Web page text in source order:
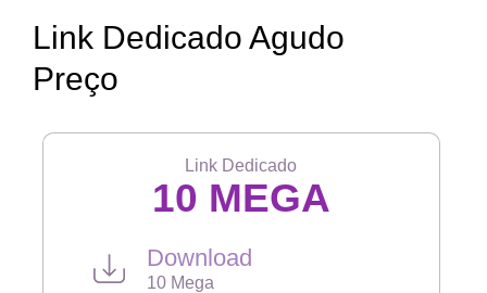
Link Dedicado Agudo
Preço
Link Dedicado
10 MEGA
Download
10 Mega